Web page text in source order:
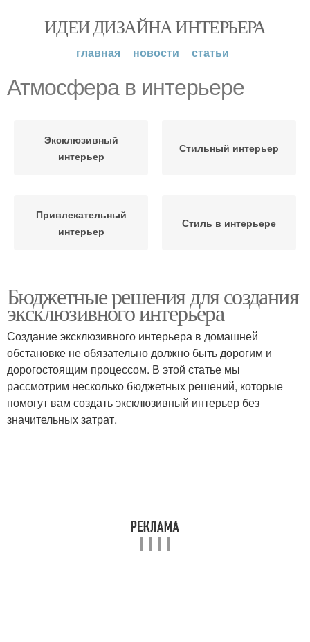
ИДЕИ ДИЗАЙНА ИНТЕРЬЕРА
главная новости статьи
Атмосфера в интерьере
Эксклюзивный
интерьер
Стильный интерьер
Привлекательный
интерьер
Стиль в интерьере
Бюджетные решения для создания
эксклюзивного интерьера
Создание эксклюзивного интерьера в домашней
обстановке не обязательно должно быть дорогим и
дорогостоящим процессом. В этой статье мы
рассмотрим несколько бюджетных решений, которые
помогут вам создать эксклюзивный интерьер без
значительных затрат.